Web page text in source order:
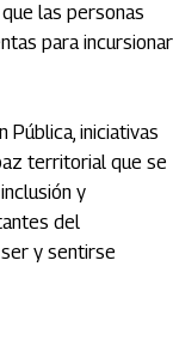
las personas
para incursionar
Pública, iniciativas
territorial que se
y
del
y sentirse